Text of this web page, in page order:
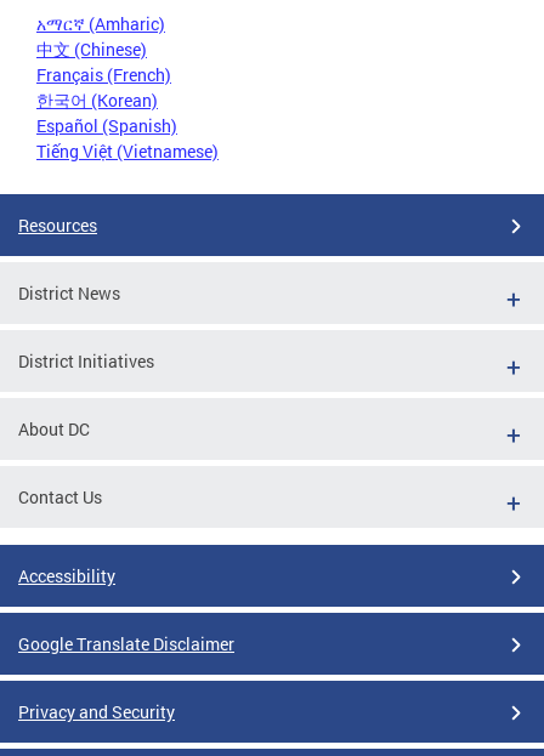
አማርኛ (Amharic)
中文 (Chinese)
Français (French)
한국어 (Korean)
Español (Spanish)
Tiếng Việt (Vietnamese)
Resources
District News
District Initiatives
About DC
Contact Us
Accessibility
Google Translate Disclaimer
Privacy and Security